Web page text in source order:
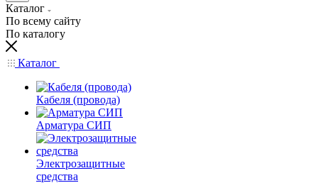
Каталог
По всему сайту
По каталогу
Каталог
Кабеля (провода)
Арматура СИП
Электрозащитные
средства